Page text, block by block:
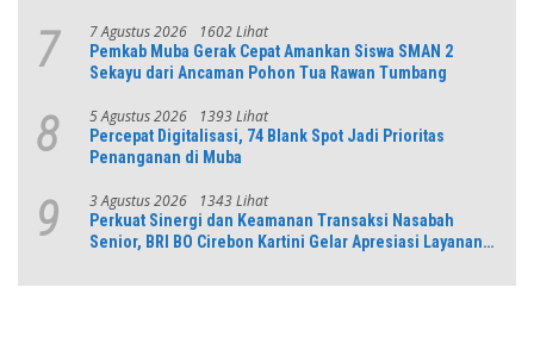
7 7 Agustus 2026 1602 Lihat
Pemkab Muba Gerak Cepat Amankan Siswa SMAN 2
Sekayu dari Ancaman Pohon Tua Rawan Tumbang
8 5 Agustus 2026 1393 Lihat
Percepat Digitalisasi, 74 Blank Spot Jadi Prioritas
Penanganan di Muba
9 3 Agustus 2026 1343 Lihat
Perkuat Sinergi dan Keamanan Transaksi Nasabah
Senior, BRI BO Cirebon Kartini Gelar Apresiasi Layanan